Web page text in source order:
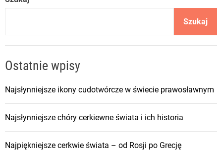
Szukaj
Ostatnie wpisy
Najsłynniejsze ikony cudotwórcze w świecie prawosławnym
Najsłynniejsze chóry cerkiewne świata i ich historia
Najpiękniejsze cerkwie świata – od Rosji po Grecję